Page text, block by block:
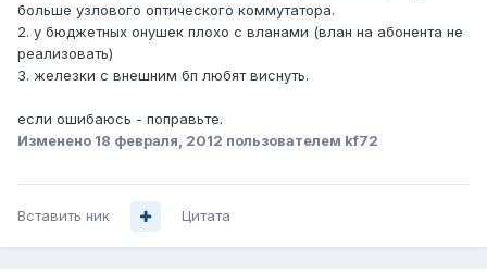
больше узлового оптического коммутатора.
2. у бюджетных онушек плохо с вланами (влан на абонента не
реализовать)
3. железки с внешним бп любят виснуть.
если ошибаюсь - поправьте.
Изменено 18 февраля, 2012 пользователем kf72
Вставить ник Цитата